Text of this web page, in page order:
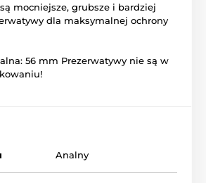
są mocniejsze, grubsze i bardziej
dla maksymalnej ochrony
: 56 mm Prezerwatywy nie są w
!
Analny